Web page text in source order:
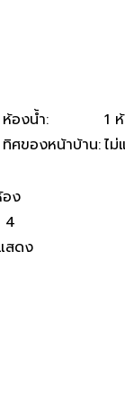
ห้องน้ำ:
1
ทิศของหน้าบ้าน:ไม่
อง
4
สดง